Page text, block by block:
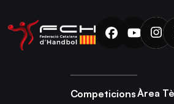
CompeticionsÀrea